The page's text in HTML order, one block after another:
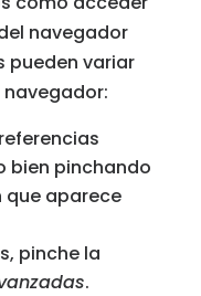
navegador
pueden variar
navegador:
bien pinchando
que aparece
pinche la
.